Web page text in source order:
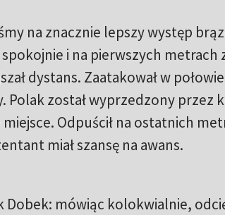
na znacznie lepszy występ
spokojnie i na pierwszych
dystans. Zaatakował w
Polak został wyprzedzony przez
Odpuścił na ostatnich
miał szansę na awans.
Dobek: mówiąc kolokwialnie,